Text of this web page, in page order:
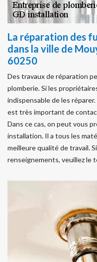
La réparation des
dans la ville de
60250
Des travaux de réparation
plomberie. Si les
indispensable de les
est très important de
Dans ce cas, on peut vous
installation. Il a tous les
meilleure qualité de travail.
renseignements, veuillez le